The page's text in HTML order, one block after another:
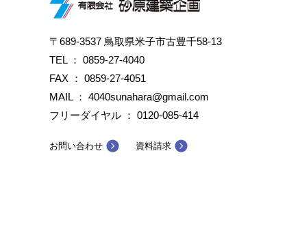
〒689-3537 鳥取県米子市古豊千58-13
TEL ： 0859-27-4040
FAX ： 0859-27-4051
MAIL ： 4040sunahara@gmail.com
フリーダイヤル ： 0120-085-414
お問い合わせ 資料請求